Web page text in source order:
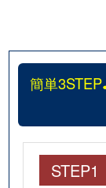
簡単
STEP1